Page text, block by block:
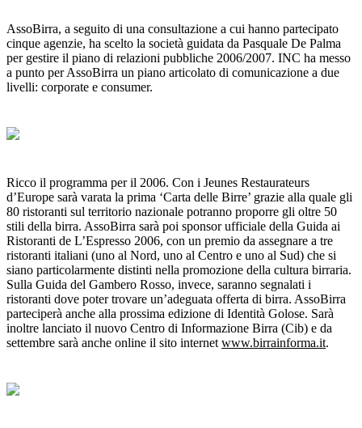
AssoBirra, a seguito di una consultazione a cui hanno partecipato
cinque agenzie, ha scelto la società guidata da Pasquale De Palma
per gestire il piano di relazioni pubbliche 2006/2007. INC ha messo
a punto per AssoBirra un piano articolato di comunicazione a due
livelli: corporate e consumer.
Ricco il programma per il 2006. Con i Jeunes Restaurateurs
d’Europe sarà varata la prima ‘Carta delle Birre’ grazie alla quale gli
80 ristoranti sul territorio nazionale potranno proporre gli oltre 50
stili della birra. AssoBirra sarà poi sponsor ufficiale della Guida ai
Ristoranti de L’Espresso 2006, con un premio da assegnare a tre
ristoranti italiani (uno al Nord, uno al Centro e uno al Sud) che si
siano particolarmente distinti nella promozione della cultura birraria.
Sulla Guida del Gambero Rosso, invece, saranno segnalati i
ristoranti dove poter trovare un’adeguata offerta di birra. AssoBirra
parteciperà anche alla prossima edizione di Identità Golose. Sarà
inoltre lanciato il nuovo Centro di Informazione Birra (Cib) e da
settembre sarà anche online il sito internet www.birrainforma.it.